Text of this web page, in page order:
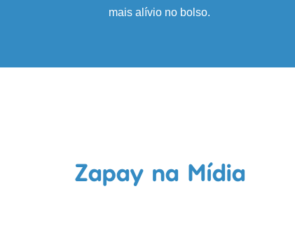
mais alívio no bolso.
Zapay na Mídia